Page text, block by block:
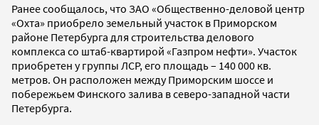
Ранее сообщалось, что ЗАО «Общественно-деловой центр
«Охта» приобрело земельный участок в Приморском
районе Петербурга для строительства делового
комплекса со штаб-квартирой «Газпром нефти». Участок
приобретен у группы ЛСР, его площадь – 140 000 кв.
метров. Он расположен между Приморским шоссе и
побережьем Финского залива в северо-западной части
Петербурга.